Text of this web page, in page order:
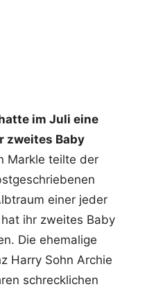
im Juli eine
zweites Baby
Markle teilte der
einer jeder
ihr zweites Baby
Die ehemalige
Harry Sohn Archie
schrecklichen